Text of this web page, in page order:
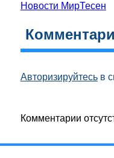
Новости МирТесен
Авторизируйтесьв
Комментарии